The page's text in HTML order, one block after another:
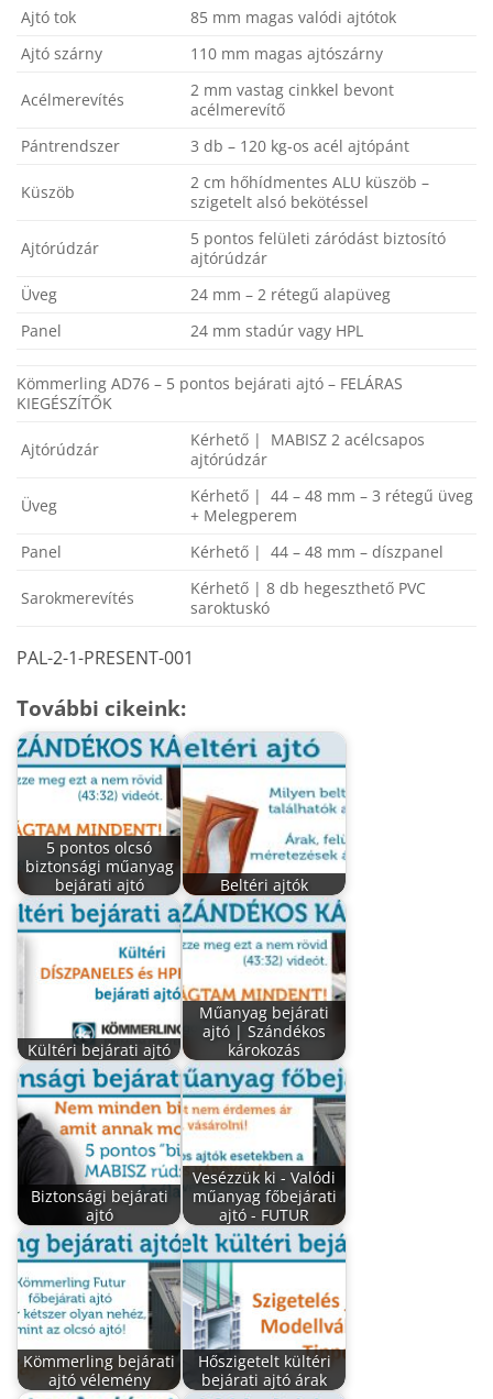
Ajtó tok
85 mm magas valódi ajtótok
Ajtó szárny
110 mm magas ajtószárny
Acélmerevítés
2 mm vastag cinkkel bevont
acélmerevítő
Pántrendszer
3 db – 120 kg-os acél ajtópánt
Küszöb
2 cm hőhídmentes ALU küszöb –
szigetelt alsó bekötéssel
Ajtórúdzár
5 pontos felületi záródást biztosító
ajtórúdzár
Üveg
24 mm – 2 rétegű alapüveg
Panel
24 mm stadúr vagy HPL
Kömmerling AD76 – 5 pontos bejárati ajtó – FELÁRAS
KIEGÉSZÍTŐK
Ajtórúdzár
Kérhető | MABISZ 2 acélcsapos
ajtórúdzár
Üveg
Kérhető | 44 – 48 mm – 3 rétegű üveg
+ Melegperem
Panel
Kérhető | 44 – 48 mm – díszpanel
Sarokmerevítés
Kérhető | 8 db hegeszthető PVC
saroktuskó
PAL-2-1-PRESENT-001
További cikeink:
5 pontos olcsó
biztonsági műanyag
bejárati ajtó
Beltéri ajtók
Kültéri bejárati ajtó
Műanyag bejárati
ajtó | Szándékos
károkozás
Biztonsági bejárati
ajtó
Vesézzük ki - Valódi
műanyag főbejárati
ajtó - FUTUR
Kömmerling bejárati
ajtó vélemény
Hőszigetelt kültéri
bejárati ajtó árak